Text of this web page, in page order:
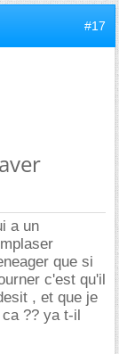
#17
a un
que si
c'est qu'il
, et que je
?? ya t-il